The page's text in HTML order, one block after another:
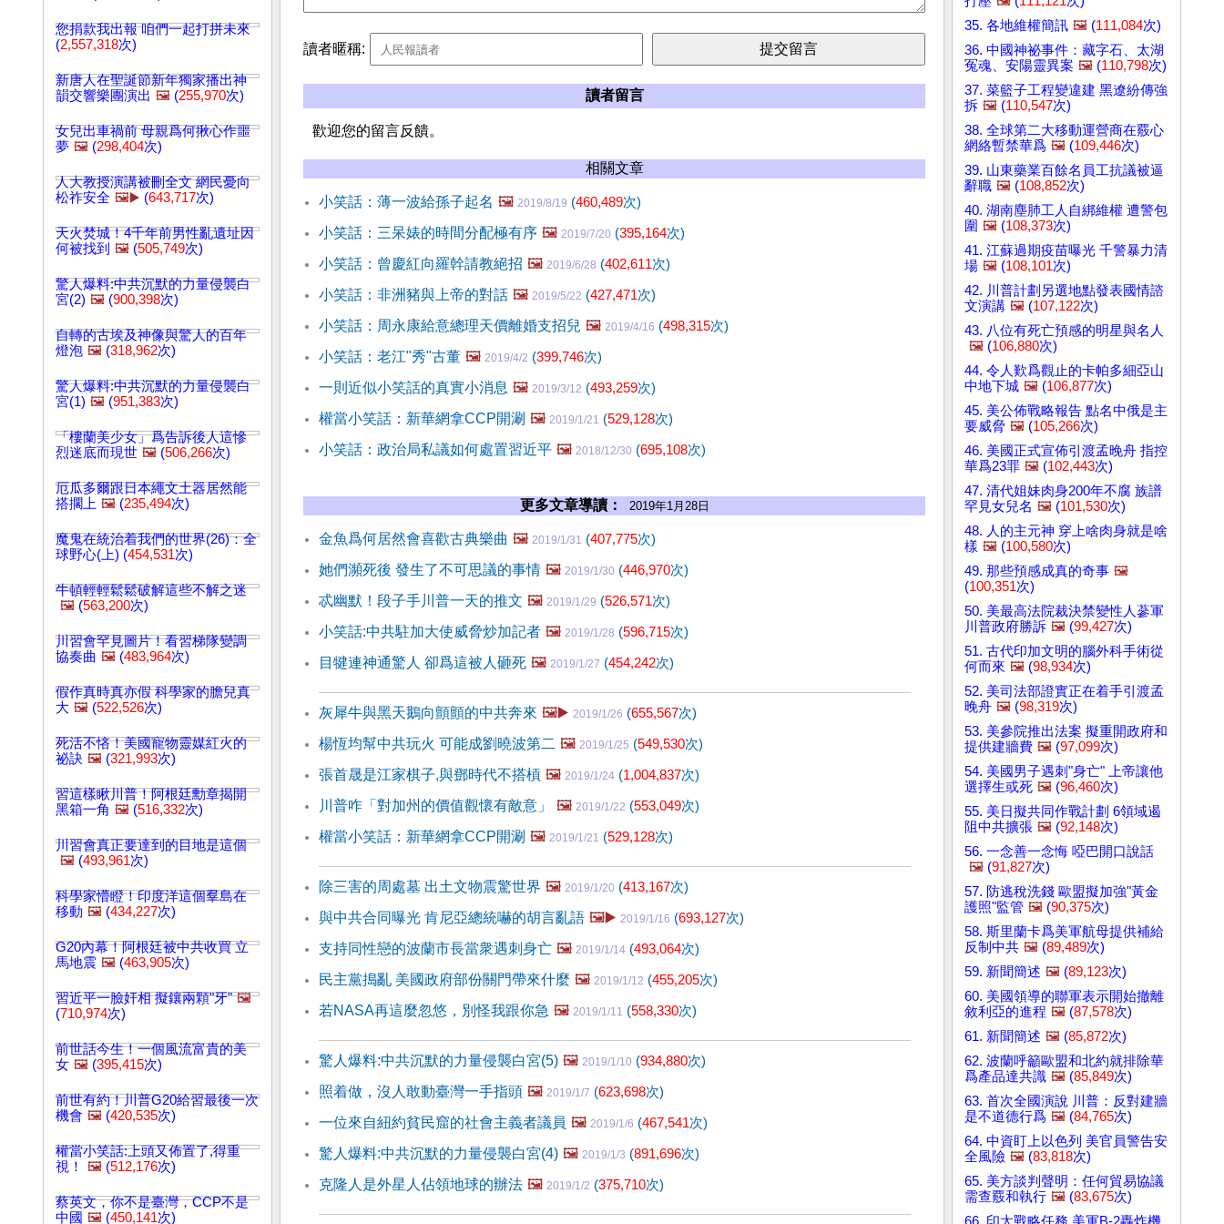
您捐款我出報 咱們一起打拼未來
(2,557,318次)
新唐人在聖誕節新年獨家播出神
韻交響樂團演出 🖼️ (255,970次)
女兒出車禍前 母親爲何揪心作噩
夢 🖼️ (298,404次)
人大教授演講被刪全文 網民憂向
松祚安全 🖼️▶️ (643,717次)
天火焚城！4千年前男性亂遺址因
何被找到 🖼️ (505,749次)
驚人爆料:中共沉默的力量侵襲白
宮(2) 🖼️ (900,398次)
自轉的古埃及神像與驚人的百年
燈泡 🖼️ (318,962次)
驚人爆料:中共沉默的力量侵襲白
宮(1) 🖼️ (951,383次)
「樓蘭美少女」爲告訴後人這慘
烈迷底而現世 🖼️ (506,266次)
厄瓜多爾跟日本繩文土器居然能
搭擱上 🖼️ (235,494次)
魔鬼在統治着我們的世界(26)：全
球野心(上) (454,531次)
牛頓輕輕鬆鬆破解這些不解之迷
🖼️ (563,200次)
川習會罕見圖片！看習梯隊變調
協奏曲 🖼️ (483,964次)
假作真時真亦假 科學家的膽兒真
大 🖼️ (522,526次)
死活不悋！美國寵物靈媒紅火的
祕訣 🖼️ (321,993次)
習這樣瞅川普！阿根廷勳章揭開
黑箱一角 🖼️ (516,332次)
川習會真正要達到的目地是這個
🖼️ (493,961次)
科學家懵瞪！印度洋這個羣島在
移動 🖼️ (434,227次)
G20內幕！阿根廷被中共收買 立
馬地震 🖼️ (463,905次)
習近平一臉奸相 擬鑲兩顆"牙" 🖼️
(710,974次)
前世話今生！一個風流富貴的美
女 🖼️ (395,415次)
前世有約！川普G20給習最後一次
機會 🖼️ (420,535次)
權當小笑話:上頭又佈置了,得重
視！
🖼️ (512,176次)
蔡英文，你不是臺灣，CCP不是
中國 🖼️ (450,141次)
讀者暱稱:
讀者留言
歡迎您的留言反饋。
相關文章
小笑話：薄一波給孫子起名 🖼️ 2019/8/19 (460,489次)
小笑話：三呆婊的時間分配極有序 🖼️ 2019/7/20 (395,164次)
小笑話：曾慶紅向羅幹請教絕招 🖼️ 2019/6/28 (402,611次)
小笑話：非洲豬與上帝的對話 🖼️ 2019/5/22 (427,471次)
小笑話：周永康給意總理天價離婚支招兒 🖼️ 2019/4/16 (498,315次)
小笑話：老江"秀"古董 🖼️ 2019/4/2 (399,746次)
一則近似小笑話的真實小消息 🖼️ 2019/3/12 (493,259次)
權當小笑話：新華網拿CCP開涮 🖼️ 2019/1/21 (529,128次)
小笑話：政治局私議如何處置習近平 🖼️ 2018/12/30 (695,108次)
更多文章導讀： 2019年1月28日
金魚爲何居然會喜歡古典樂曲 🖼️ 2019/1/31 (407,775次)
她們瀕死後 發生了不可思議的事情 🖼️ 2019/1/30 (446,970次)
忒幽默！段子手川普一天的推文 🖼️ 2019/1/29 (526,571次)
小笑話:中共駐加大使威脅炒加記者 🖼️ 2019/1/28 (596,715次)
目犍連神通驚人 卻爲這被人砸死 🖼️ 2019/1/27 (454,242次)
灰犀牛與黑天鵝向顫顫的中共奔來 🖼️▶️ 2019/1/26 (655,567次)
楊恆均幫中共玩火 可能成劉曉波第二 🖼️ 2019/1/25 (549,530次)
張首晟是江家棋子,與鄧時代不搭槓 🖼️ 2019/1/24 (1,004,837次)
川普咋「對加州的價值觀懷有敵意」
🖼️ 2019/1/22 (553,049次)
權當小笑話：新華網拿CCP開涮 🖼️ 2019/1/21 (529,128次)
除三害的周處墓 出土文物震驚世界 🖼️ 2019/1/20 (413,167次)
與中共合同曝光 肯尼亞總統嚇的胡言亂語 🖼️▶️ 2019/1/16 (693,127次)
支持同性戀的波蘭市長當衆遇刺身亡 🖼️ 2019/1/14 (493,064次)
民主黨搗亂 美國政府部份關門帶來什麼 🖼️ 2019/1/12 (455,205次)
若NASA再這麼忽悠，別怪我跟你急 🖼️ 2019/1/11 (558,330次)
驚人爆料:中共沉默的力量侵襲白宮(5) 🖼️ 2019/1/10 (934,880次)
照着做，沒人敢動臺灣一手指頭 🖼️ 2019/1/7 (623,698次)
一位來自紐約貧民窟的社會主義者議員 🖼️ 2019/1/6 (467,541次)
驚人爆料:中共沉默的力量侵襲白宮(4) 🖼️ 2019/1/3 (891,696次)
克隆人是外星人佔領地球的辦法 🖼️ 2019/1/2 (375,710次)
35. 各地維權簡訊 🖼️ (111,084次)
36. 中國神祕事件：藏字石、太湖
冤魂、安陽靈異案 🖼️ (110,798次)
37. 菜籃子工程變違建 黑遼紛傳強
拆 🖼️ (110,547次)
38. 全球第二大移動運營商在覈心
網絡暫禁華爲 🖼️ (109,446次)
39. 山東藥業百餘名員工抗議被逼
辭職 🖼️ (108,852次)
40. 湖南塵肺工人自綁維權 遭警包
圍 🖼️ (108,373次)
41. 江蘇過期疫苗曝光 千警暴力清
場 🖼️ (108,101次)
42. 川普計劃另選地點發表國情諮
文演講 🖼️ (107,122次)
43. 八位有死亡預感的明星與名人
🖼️ (106,880次)
44. 令人歎爲觀止的卡帕多細亞山
中地下城 🖼️ (106,877次)
45. 美公佈戰略報告 點名中俄是主
要威脅 🖼️ (105,266次)
46. 美國正式宣佈引渡孟晚舟 指控
華爲23罪 🖼️ (102,443次)
47. 清代姐妹肉身200年不腐 族譜
罕見女兒名 🖼️ (101,530次)
48. 人的主元神 穿上啥肉身就是啥
樣 🖼️ (100,580次)
49. 那些預感成真的奇事 🖼️
(100,351次)
50. 美最高法院裁決禁變性人蔘軍
川普政府勝訴 🖼️ (99,427次)
51. 古代印加文明的腦外科手術從
何而來 🖼️ (98,934次)
52. 美司法部證實正在着手引渡孟
晚舟 🖼️ (98,319次)
53. 美參院推出法案 擬重開政府和
提供建牆費 🖼️ (97,099次)
54. 美國男子遇刺"身亡" 上帝讓他
選擇生或死 🖼️ (96,460次)
55. 美日擬共同作戰計劃 6領域遏
阻中共擴張 🖼️ (92,148次)
56. 一念善一念悔 啞巴開口說話
🖼️ (91,827次)
57. 防逃稅洗錢 歐盟擬加強"黃金
護照"監管 🖼️ (90,375次)
58. 斯里蘭卡爲美軍航母提供補給
反制中共 🖼️ (89,489次)
59. 新聞簡述 🖼️ (89,123次)
60. 美國領導的聯軍表示開始撤離
敘利亞的進程 🖼️ (87,578次)
61. 新聞簡述 🖼️ (85,872次)
62. 波蘭呼籲歐盟和北約就排除華
爲產品達共識 🖼️ (85,849次)
63. 首次全國演說 川普：反對建牆
是不道德行爲 🖼️ (84,765次)
64. 中資盯上以色列 美官員警告安
全風險 🖼️ (83,818次)
65. 美方談判聲明：任何貿易協議
需查覈和執行 🖼️ (83,675次)
66. 印太戰略任務 美軍B-2轟炸機